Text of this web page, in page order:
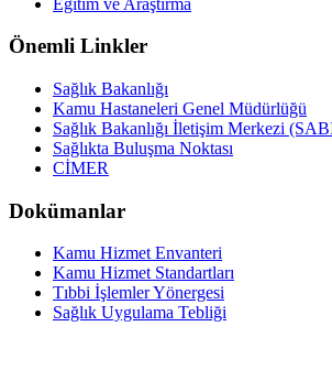
Önemli Linkler
Sağlık Bakanlığı
Kamu Hastaneleri Genel Müdürlüğü
Sağlık Bakanlığı İletişim Merkezi
Sağlıkta Buluşma Noktası
CİMER
Dokümanlar
Kamu Hizmet Envanteri
Kamu Hizmet Standartları
Tıbbi İşlemler Yönergesi
Sağlık Uygulama Tebliği